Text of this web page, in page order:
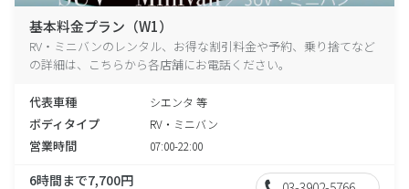
基本料金プラン（W1）
RV・ミニバンのレンタル、お得な割引料金や予約、乗り捨てなど
の詳細は、こちらから各店舗にお電話ください。
代表車種 シエンタ 等
ボディタイプ RV・ミニバン
営業時間 07:00-22:00
6時間まで7,700円